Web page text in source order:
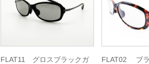
FLAT11 グロスブラックガ
FLAT02 ブラ